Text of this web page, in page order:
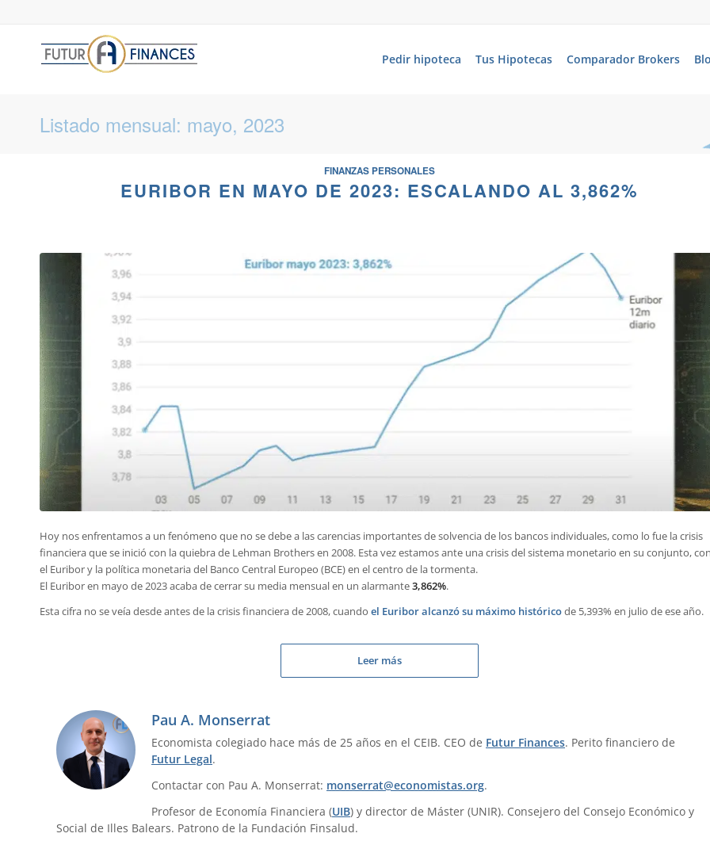
Pedir hipoteca Tus Hipotecas Comparador Brokers
Listado mensual: mayo, 2023
FINANZAS PERSONALES
EURIBOR EN MAYO DE 2023: ESCALANDO AL 3,862%
Hoy nos enfrentamos a un fenómeno que no se debe a las carencias importantes de solvencia de los bancos individuales, como lo fue la crisis
financiera que se inició con la quiebra de Lehman Brothers en 2008. Esta vez estamos ante una crisis del sistema monetario en su conjunto,
el Euribor y la política monetaria del Banco Central Europeo (BCE) en el centro de la tormenta.
El Euribor en mayo de 2023 acaba de cerrar su media mensual en un alarmante3,862%.
Esta cifra no se veía desde antes de la crisis financiera de 2008, cuando el Euribor alcanzó su máximo históricode 5,393% en julio de ese año.
Leer más
Pau A. Monserrat
Economista colegiado hace más de 25 años en el CEIB. CEO de Futur Finances. Perito financiero de
Futur Legal.
Contactar con Pau A. Monserrat: monserrat@economistas.org.
Profesor de Economía Financiera (UIB) y director de Máster (UNIR). Consejero del Consejo Económico y
Social de Illes Balears. Patrono de la Fundación Finsalud.